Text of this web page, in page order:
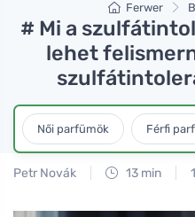
Ferwer
# Mi a
lehet
Női parfümök Férfi
Petr Novák 13 min